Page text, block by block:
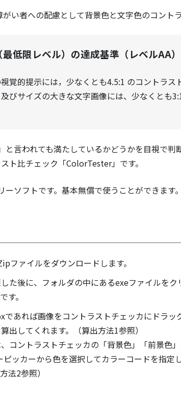
い者への配慮として背景色と文字色のコント
低限レベル）の達成基準（レベルAA）
覚的提示には，少なくとも4.5:1 のコントラス
びサイズの大きな文字画像には、少なくとも
言われても満たしているかどうかを目視で判
ト比チェック「ColorTester」です。
ソフトです。基本無償で使うことができます。
ファイルをダウンロードします。
た後に、フォルダの中にあるexeファイルをク
す。
あれば画像をコントラストチェッカにドラッ
出してくれます。（算出方法1参照）
コントラストチェッカの「背景色」「前景色
ピッカーから色を選択してカラーコードを指定
法2参照）